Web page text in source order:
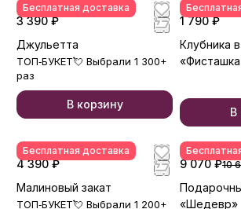
Бесплатная доставка
3 390 ₽
Джульетта
ТОП‑БУКЕТ💘 Выбрали 1 300+
раз
В корзину
1 790 ₽
Клубника
В
Бесплатная доставка
4 390 ₽
Малиновый закат
ТОП‑БУКЕТ💘 Выбрали 1 200+
9 070 ₽10
«Шедевр»